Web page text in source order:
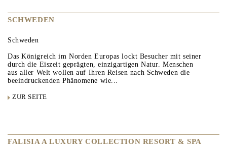
SCHWEDEN
Schweden
Das Königreich im Norden Europas lockt Besucher mit seiner
durch die Eiszeit geprägten, einzigartigen Natur. Menschen
aus aller Welt wollen auf Ihren Reisen nach Schweden die
beeindruckenden Phänomene wie...
ZUR SEITE
FALISIA A LUXURY COLLECTION RESORT & SPA